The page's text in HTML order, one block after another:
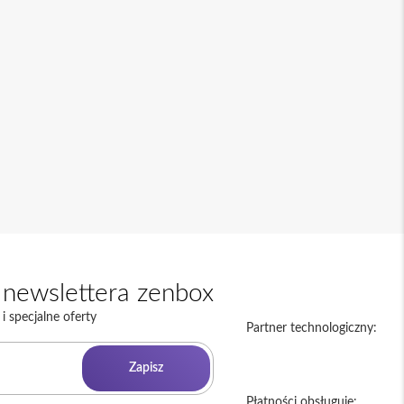
zenbox
specjalne oferty
Zapisz
Partner technologiczny: